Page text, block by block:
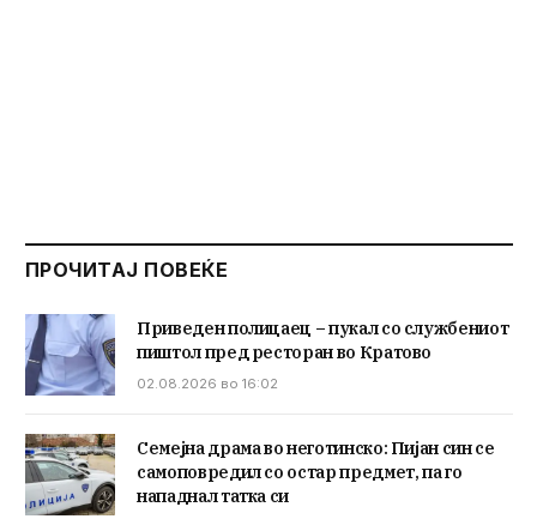
ПРОЧИТАЈ ПОВЕЌЕ
Приведен полицаец – пукал со службениот
пиштол пред ресторан во Кратово
02.08.2026 во 16:02
Семејна драма во неготинско: Пијан син се
самоповредил со остар предмет, па го
нападнал татка си